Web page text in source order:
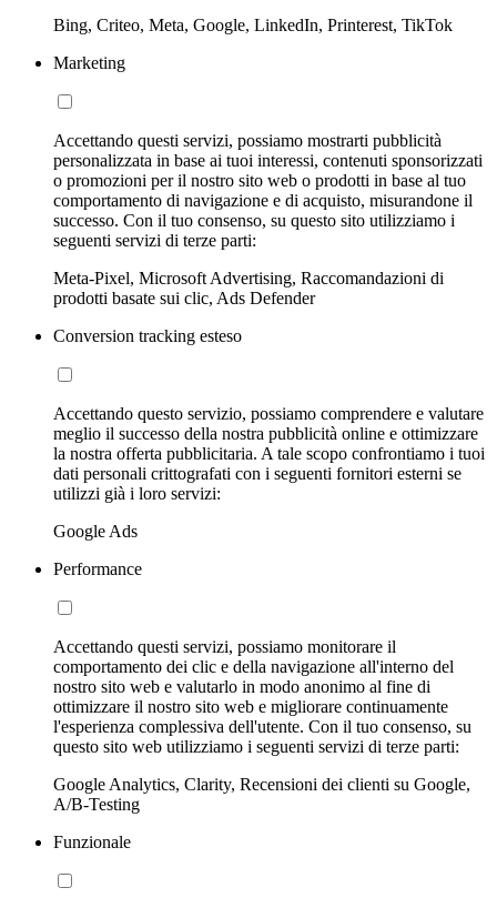
Bing, Criteo, Meta, Google, LinkedIn, Printerest, TikTok
Marketing
Accettando questi servizi, possiamo mostrarti pubblicità
personalizzata in base ai tuoi interessi, contenuti sponsorizzati
o promozioni per il nostro sito web o prodotti in base al tuo
comportamento di navigazione e di acquisto, misurandone il
successo. Con il tuo consenso, su questo sito utilizziamo i
seguenti servizi di terze parti:
Meta-Pixel, Microsoft Advertising, Raccomandazioni di
prodotti basate sui clic, Ads Defender
Conversion tracking esteso
Accettando questo servizio, possiamo comprendere e valutare
meglio il successo della nostra pubblicità online e ottimizzare
la nostra offerta pubblicitaria. A tale scopo confrontiamo i tuoi
dati personali crittografati con i seguenti fornitori esterni se
utilizzi già i loro servizi:
Google Ads
Performance
Accettando questi servizi, possiamo monitorare il
comportamento dei clic e della navigazione all'interno del
nostro sito web e valutarlo in modo anonimo al fine di
ottimizzare il nostro sito web e migliorare continuamente
l'esperienza complessiva dell'utente. Con il tuo consenso, su
questo sito web utilizziamo i seguenti servizi di terze parti:
Google Analytics, Clarity, Recensioni dei clienti su Google,
A/B-Testing
Funzionale